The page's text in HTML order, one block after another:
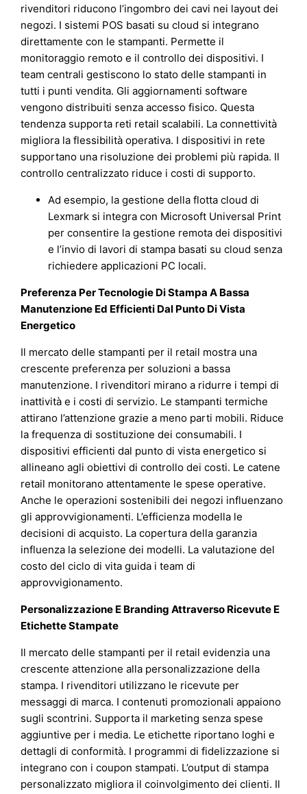
rivenditori riducono l’ingombro dei cavi nei layout dei
negozi. I sistemi POS basati su cloud si integrano
direttamente con le stampanti. Permette il
monitoraggio remoto e il controllo dei dispositivi. I
team centrali gestiscono lo stato delle stampanti in
tutti i punti vendita. Gli aggiornamenti software
vengono distribuiti senza accesso fisico. Questa
tendenza supporta reti retail scalabili. La connettività
migliora la flessibilità operativa. I dispositivi in rete
supportano una risoluzione dei problemi più rapida. Il
controllo centralizzato riduce i costi di supporto.
Ad esempio, la gestione della flotta cloud di
Lexmark si integra con Microsoft Universal Print
per consentire la gestione remota dei dispositivi
e l’invio di lavori di stampa basati su cloud senza
richiedere applicazioni PC locali.
Preferenza Per Tecnologie Di Stampa A Bassa
Manutenzione Ed Efficienti Dal Punto Di Vista
Energetico
Il mercato delle stampanti per il retail mostra una
crescente preferenza per soluzioni a bassa
manutenzione. I rivenditori mirano a ridurre i tempi di
inattività e i costi di servizio. Le stampanti termiche
attirano l’attenzione grazie a meno parti mobili. Riduce
la frequenza di sostituzione dei consumabili. I
dispositivi efficienti dal punto di vista energetico si
allineano agli obiettivi di controllo dei costi. Le catene
retail monitorano attentamente le spese operative.
Anche le operazioni sostenibili dei negozi influenzano
gli approvvigionamenti. L’efficienza modella le
decisioni di acquisto. La copertura della garanzia
influenza la selezione dei modelli. La valutazione del
costo del ciclo di vita guida i team di
approvvigionamento.
Personalizzazione E Branding Attraverso Ricevute E
Etichette Stampate
Il mercato delle stampanti per il retail evidenzia una
crescente attenzione alla personalizzazione della
stampa. I rivenditori utilizzano le ricevute per
messaggi di marca. I contenuti promozionali appaiono
sugli scontrini. Supporta il marketing senza spese
aggiuntive per i media. Le etichette riportano loghi e
dettagli di conformità. I programmi di fidelizzazione si
integrano con i coupon stampati. L’output di stampa
personalizzato migliora il coinvolgimento dei clienti. Il